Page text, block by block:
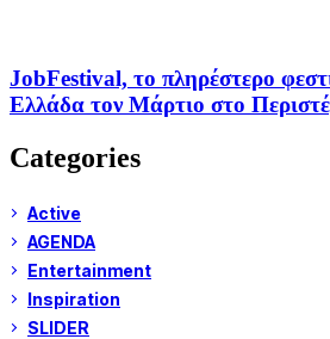
JobFestival, το πληρέστερο
Ελλάδα τον Μάρτιο στο
Categories
Active
AGENDA
Entertainment
Inspiration
SLIDER